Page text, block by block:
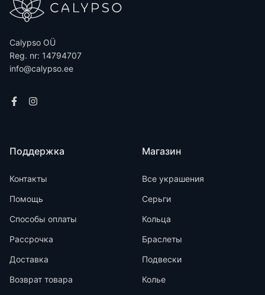
Calypso OÜ
Reg. nr: 14794707
info@calypso.ee
Поддержка
Контакты
Помощь
Способы оплаты
Рассрочка
Доставка
Возврат товара
Магазин
Все украшения
Серьги
Кольца
Браслеты
Подвески
Колье